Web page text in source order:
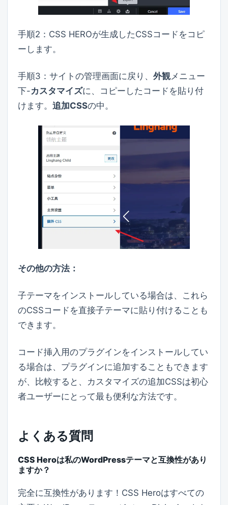
手順2：CSS HEROが生成したCSSコードをコピ
ーします。
手順3：サイトの管理画面に戻り、 外観メニュー
下-カスタマイズに、コピーしたコードを貼り付
けます。 追加CSSの中。
その他の方法：
子テーマをインストールしている場合は、これら
のCSSコードを直接子テーマに貼り付けることも
できます。
コード挿入用のプラグインをインストールしてい
る場合は、プラグインに追加することもできます
が、比較すると、カスタマイズの追加CSSは初心
者ユーザーにとって最も便利な方法です。
よくある質問
CSS Heroは私のWordPressテーマと互換性があり
ますか？
完全に互換性があります！CSS Heroはすべての